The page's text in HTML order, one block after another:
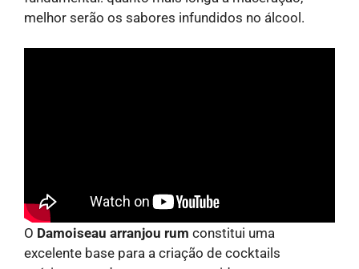
melhor serão os sabores infundidos no álcool.
O Damoiseau arranjou rum constitui uma
excelente base para a criação de cocktails